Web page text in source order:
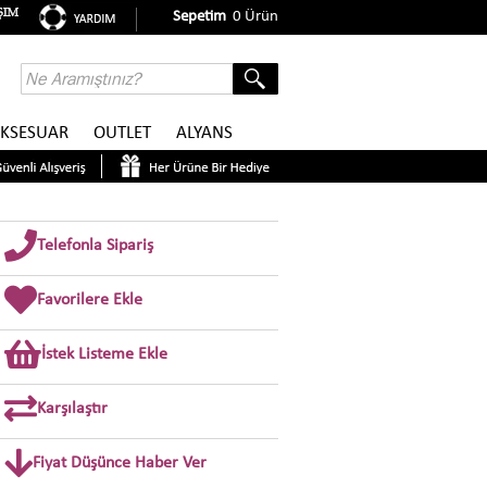
Sepetim 0 Ürün
OUTLET ALYANS
Telefonla Sipariş
Favorilere Ekle
İstek Listeme Ekle
Karşılaştır
Fiyat Düşünce Haber Ver